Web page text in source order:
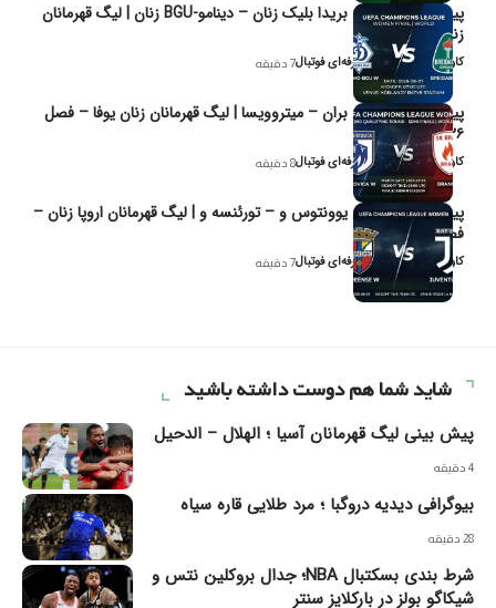
پیش‌بینی و تحلیل بریدا بلیک زنان – دینامو-BGU زنان | لیگ قهرمانان
زنان یوفا
کاوه نیک‌فر، تحلیل‌گر حرفه‌ای فوتبال7 دقیقه
پیش‌بینی و تحلیل بران – میتروویسا | لیگ قهرمانان زنان یوفا – فصل
۲۰۲۶
کاوه نیک‌فر، تحلیل‌گر حرفه‌ای فوتبال8 دقیقه
پیش‌بینی و تحلیل یوونتوس و – تورئنسه و | لیگ قهرمانان اروپا زنان –
فصل ۲۰۲۶
کاوه نیک‌فر، تحلیل‌گر حرفه‌ای فوتبال7 دقیقه
شاید شما هم دوست داشته باشید
پیش‌ بینی لیگ قهرمانان آسیا ؛ الهلال – الدحیل
4 دقیقه
بیوگرافی دیدیه دروگبا ؛ مرد طلایی قاره سیاه
28 دقیقه
شرط بندی بسکتبال NBA؛‌ جدال بروکلین نتس و
شیکاگو بولز در بارکلایز سنتر